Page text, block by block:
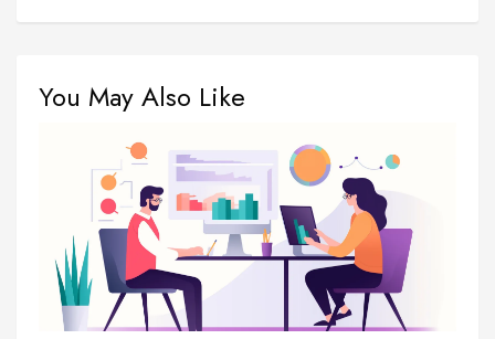
You May Also Like